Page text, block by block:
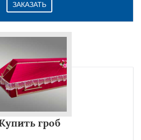
ЗАКАЗАТЬ
гроб